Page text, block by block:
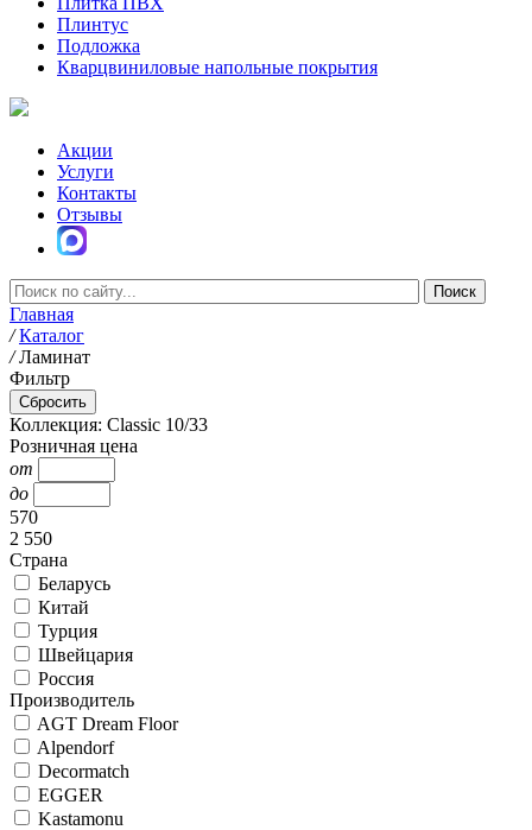
Плинтус
Подложка
Кварцвиниловые напольные покрытия
Акции
Услуги
Контакты
Отзывы
Главная
/ Каталог
/ Ламинат
Фильтр
Коллекция: Classic 10/33
Розничная цена
от
до
570
2 550
Страна
Беларусь
Китай
Турция
Швейцария
Россия
Производитель
AGT Dream Floor
Alpendorf
Decormatch
EGGER
Kastamonu